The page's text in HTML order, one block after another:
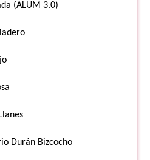
(ALUM 3.0)
Durán Bizcocho